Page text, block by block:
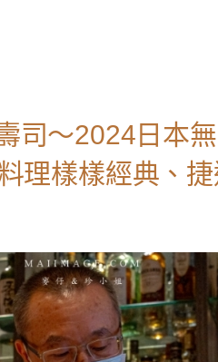
司～2024日本
理樣樣經典、